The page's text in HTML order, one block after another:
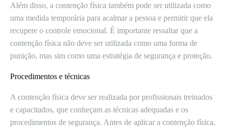
Além disso, a contenção física também pode ser utilizada como
uma medida temporária para acalmar a pessoa e permitir que ela
recupere o controle emocional. É importante ressaltar que a
contenção física não deve ser utilizada como uma forma de
punição, mas sim como uma estratégia de segurança e proteção.
Procedimentos e técnicas
A contenção física deve ser realizada por profissionais treinados
e capacitados, que conheçam as técnicas adequadas e os
procedimentos de segurança. Antes de aplicar a contenção física,